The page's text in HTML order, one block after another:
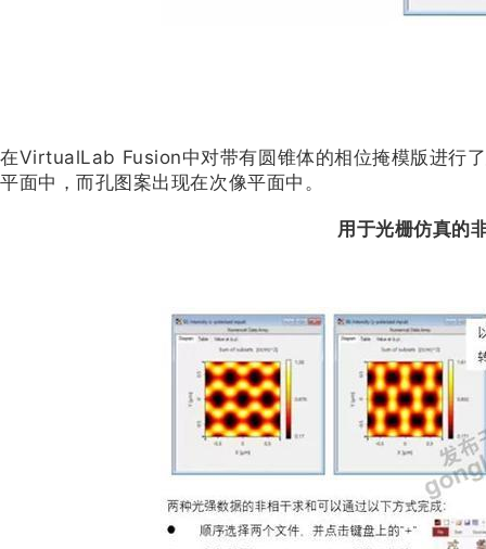
在VirtualLab Fusion中对带有圆锥体的相位掩模版进行
平面中，而孔图案出现在次像平面中。
用于光栅仿真的